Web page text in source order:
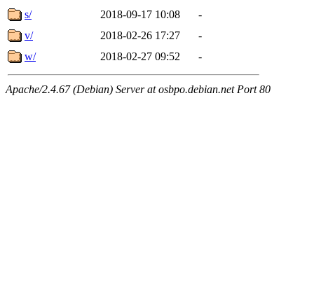
s/
2018-09-17 10:08
-
v/
2018-02-26 17:27
-
w/
2018-02-27 09:52 -
Apache/2.4.67 (Debian) Server at osbpo.debian.net Port 80